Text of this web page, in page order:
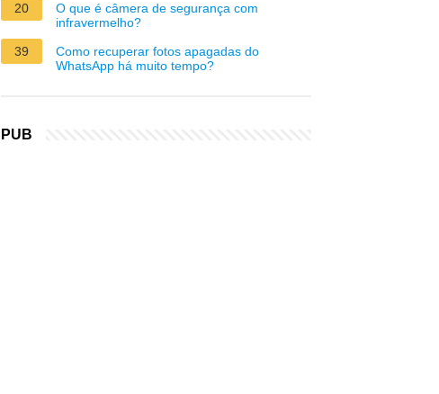
20
O que é câmera de segurança com
infravermelho?
39
Como recuperar fotos apagadas do
WhatsApp há muito tempo?
PUB